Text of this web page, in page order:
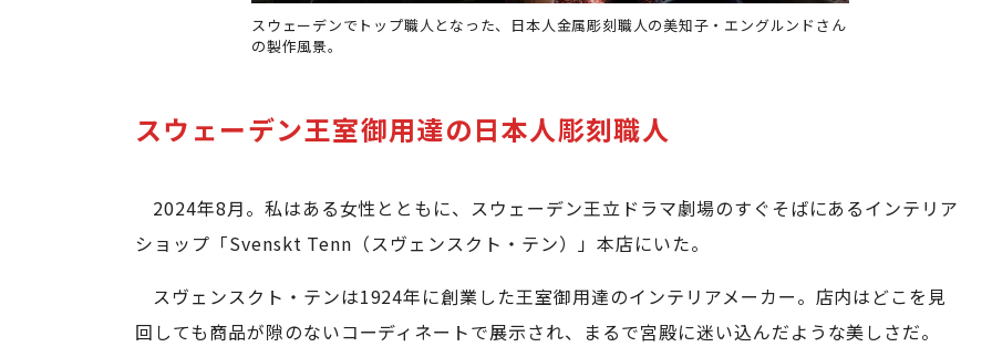
スウェーデンでトップ職人となった、日本人金属彫刻職人の美知子・エングルンドさん
の製作風景。
スウェーデン王室御用達の日本人彫刻職人
2024年8月。私はある女性とともに、スウェーデン王立ドラマ劇場のすぐそばにあるインテリア
ショップ「Svenskt Tenn（スヴェンスクト・テン）」本店にいた。
スヴェンスクト・テンは1924年に創業した王室御用達のインテリアメーカー。店内はどこを見
回しても商品が隙のないコーディネートで展示され、まるで宮殿に迷い込んだような美しさだ。